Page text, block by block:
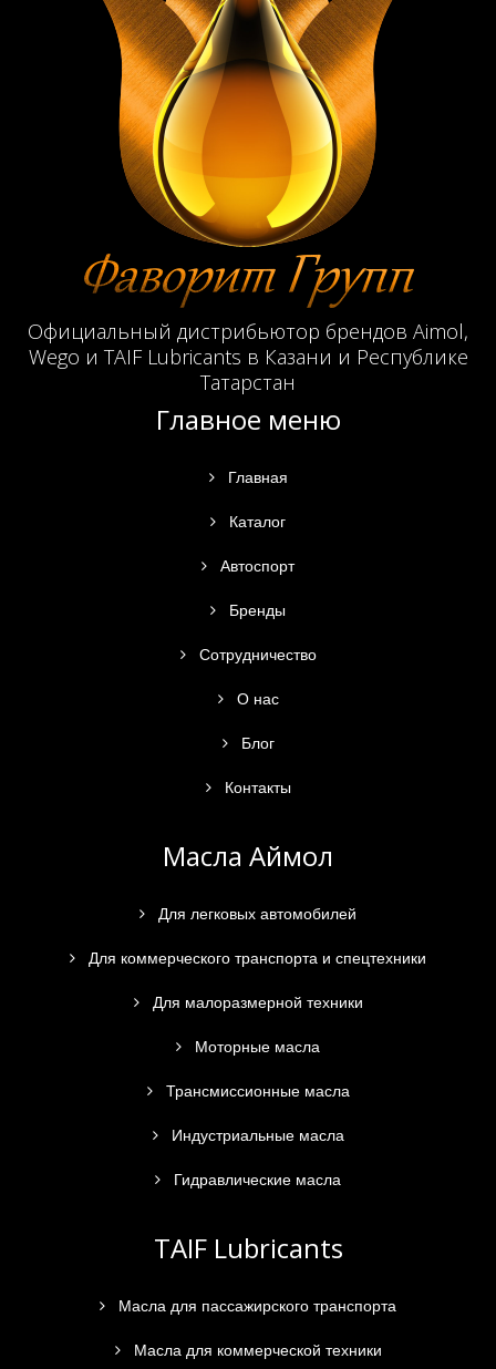
Официальный дистрибьютор брендов Aimol,
Wego и TAIF Lubricants в Казани и Республике
Татарстан
Главное меню
Главная
Каталог
Автоспорт
Бренды
Сотрудничество
О нас
Блог
Контакты
Масла Аймол
Для легковых автомобилей
Для коммерческого транспорта и спецтехники
Для малоразмерной техники
Моторные масла
Трансмиссионные масла
Индустриальные масла
Гидравлические масла
TAIF Lubricants
Масла для пассажирского транспорта
Масла для коммерческой техники